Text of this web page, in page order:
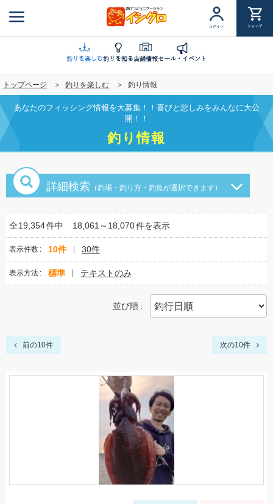
ン
に
移
動
ログイン ショップ
釣りを楽しむ釣りを知る店舗情報セール・イベント
トップページ 釣りを楽しむ 釣り情報
あなたのフィッシング情報を大募集！！喜びと悲しみをみんなに大公
開！！
釣り情報
詳細検索 （釣場・釣り方・釣魚が選択できます）
全19,354件中 18,061～18,070件を表示
表示件数 10件 30件
表示方法 標準 テキストのみ
並び順
前の10件 次の10件